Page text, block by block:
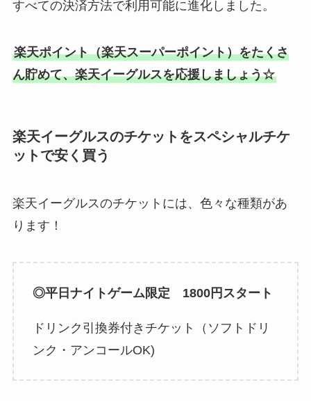
すべての決済方法で利用可能に進化しました。
楽天ポイント（楽天スーパーポイント）をたくさ
ん貯めて、楽天イーグルスを応援しましょう☆
楽天イーグルスのチケットをスペシャルチケ
ットで安く買う
楽天イーグルスのチケットには、色々な種類があ
ります！
◎平日ナイトゲーム限定 1800円スタート
ドリンク引換券付きチケット（ソフトドリ
ンク・アンコールOK)